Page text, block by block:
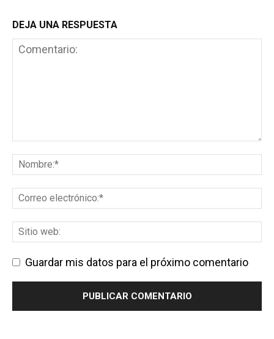
DEJA UNA RESPUESTA
Guardar mis datos para el próximo comentario